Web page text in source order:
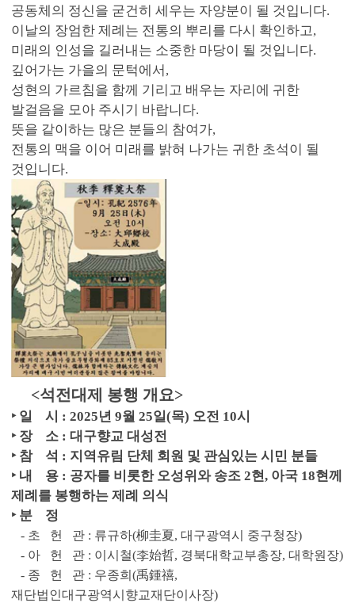
공동체의 정신을 굳건히 세우는 자양분이 될 것입니다.
이날의 장엄한 제례는 전통의 뿌리를 다시 확인하고,
미래의 인성을 길러내는 소중한 마당이 될 것입니다.
깊어가는 가을의 문턱에서,
성현의 가르침을 함께 기리고 배우는 자리에 귀한
발걸음을 모아 주시기 바랍니다.
뜻을 같이하는 많은 분들의 참여가,
전통의 맥을 이어 미래를 밝혀 나가는 귀한 초석이 될
것입니다.
<석전대제 봉행 개요>
‣ 일 시 : 2025년 9월 25일(목) 오전 10시
‣ 장 소 : 대구향교 대성전
‣ 참 석 : 지역유림 단체 회원 및 관심있는 시민 분들
‣ 내 용 : 공자를 비롯한 오성위와 송조 2현, 아국 18현께
제례를 봉행하는 제례 의식
‣ 분 정
- 초 헌 관 : 류규하(柳圭夏, 대구광역시 중구청장)
- 아 헌 관 : 이시철(李始哲, 경북대학교부총장, 대학원장)
- 종 헌 관 : 우종희(禹鍾禧,
재단법인대구광역시향교재단이사장)